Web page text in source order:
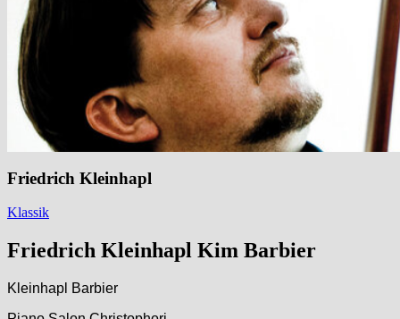
Friedrich Kleinhapl
Klassik
Friedrich Kleinhapl Kim Barbier
Kleinhapl Barbier